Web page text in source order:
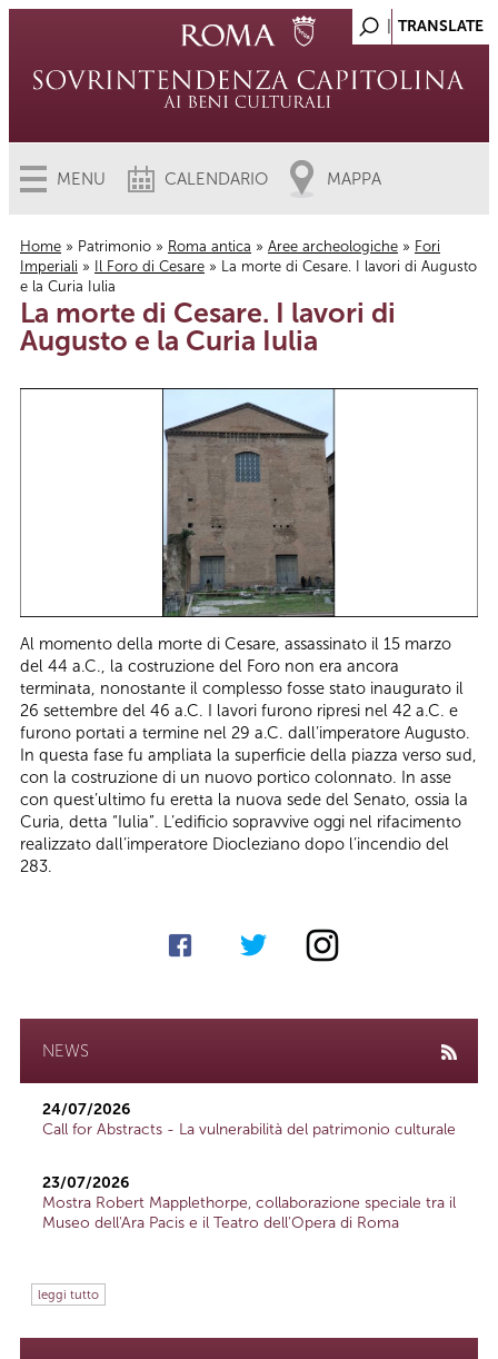
MENU CALENDARIO MAPPA
Tu sei qui
Home » Patrimonio » Roma antica » Aree archeologiche » Fori
Imperiali » Il Foro di Cesare » La morte di Cesare. I lavori di Augusto
e la Curia Iulia
La morte di Cesare. I lavori di
Augusto e la Curia Iulia
Al momento della morte di Cesare, assassinato il 15 marzo
del 44 a.C., la costruzione del Foro non era ancora
terminata, nonostante il complesso fosse stato inaugurato il
26 settembre del 46 a.C. I lavori furono ripresi nel 42 a.C. e
furono portati a termine nel 29 a.C. dall’imperatore Augusto.
In questa fase fu ampliata la superficie della piazza verso sud,
con la costruzione di un nuovo portico colonnato. In asse
con quest’ultimo fu eretta la nuova sede del Senato, ossia la
Curia, detta “Iulia”. L’edificio sopravvive oggi nel rifacimento
realizzato dall’imperatore Diocleziano dopo l’incendio del
283.
NEWS
24/07/2026
Call for Abstracts - La vulnerabilità del patrimonio culturale
23/07/2026
Mostra Robert Mapplethorpe, collaborazione speciale tra il
Museo dell'Ara Pacis e il Teatro dell'Opera di Roma
leggi tutto